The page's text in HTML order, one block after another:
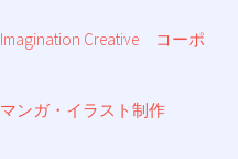
Imagination Creative コーポ
マンガ・イラスト制作